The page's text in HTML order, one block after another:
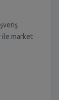
ile market